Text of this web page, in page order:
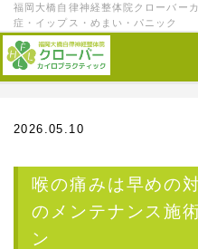
福岡大橋自律神経整体院クローバー
症・イップス・めまい・パニック
2026.05.10
喉の痛みは早めの
のメンテナンス施
ン